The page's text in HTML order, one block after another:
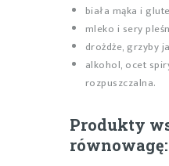
biała mąka i
mleko i sery
drożdże, grzyby
alkohol, ocet
rozpuszczalna.
Produkty
równowagę: